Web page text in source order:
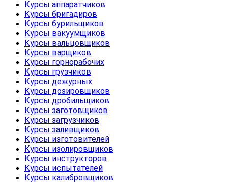
Курсы аппаратчиков
Курсы бригадиров
Курсы бурильщиков
Курсы вакуумщиков
Курсы вальцовщиков
Курсы варщиков
Курсы горнорабочих
Курсы грузчиков
Курсы дежурных
Курсы дозировщиков
Курсы дробильщиков
Курсы заготовщиков
Курсы загрузчиков
Курсы заливщиков
Курсы изготовителей
Курсы изолировщиков
Курсы инструкторов
Курсы испытателей
Курсы калибровщиков